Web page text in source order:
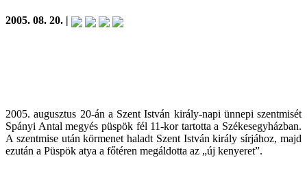
2005. 08. 20. |
2005. augusztus 20-án a Szent István király-napi ünnepi szentmisét
Spányi Antal megyés püspök fél 11-kor tartotta a Székesegyházban.
A szentmise után körmenet haladt Szent István király sírjához, majd
ezután a Püspök atya a főtéren megáldotta az „új kenyeret”.